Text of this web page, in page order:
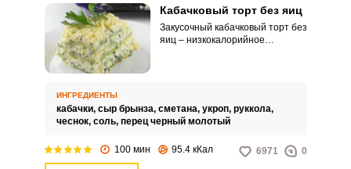
Кабачковый торт без яиц
Закусочный кабачковый торт без
яиц – низкокалорийное
ИНГРЕДИЕНТЫ
кабачки, сыр брынза, сметана, укроп, руккола,
чеснок, соль, перец черный молотый
100 мин 95.4 кКал 6971 0